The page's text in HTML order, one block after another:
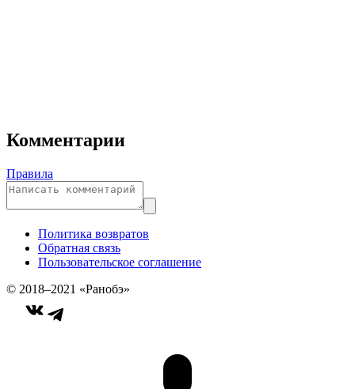
Комментарии
Правила
Политика возвратов
Обратная связь
Пользовательское соглашение
© 2018–2021 «Ранобэ»